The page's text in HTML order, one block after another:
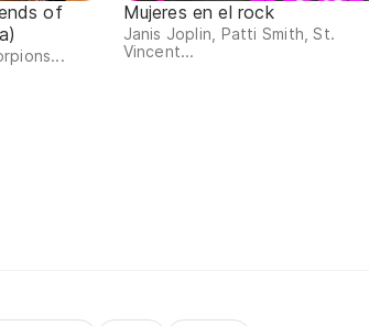
of
Mujeres en el rock
Janis Joplin, Patti Smith, St.
Vincent...